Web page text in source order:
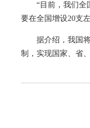
“目前，我们全
要在全国增设20支
据介绍，我国
制，实现国家、省